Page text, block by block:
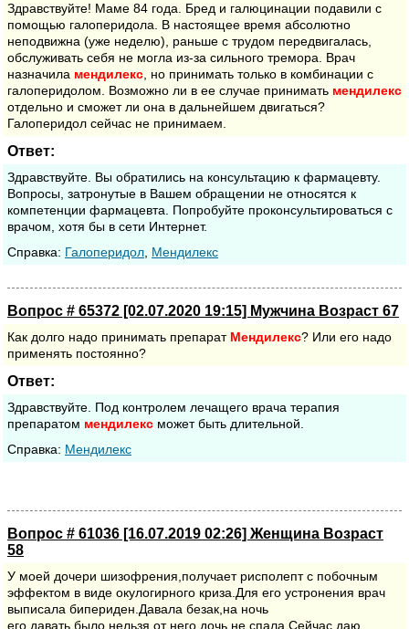
Здравствуйте! Маме 84 года. Бред и галюцинации подавили с
помощью галоперидола. В настоящее время абсолютно
неподвижна (уже неделю), раньше с трудом передвигалась,
обслуживать себя не могла из-за сильного тремора. Врач
назначила мендилекс , но принимать только в комбинации с
галоперидолом. Возможно ли в ее случае принимать мендилекс
отдельно и сможет ли она в дальнейшем двигаться?
Галоперидол сейчас не принимаем.
Ответ:
Здравствуйте. Вы обратились на консультацию к фармацевту.
Вопросы, затронутые в Вашем обращении не относятся к
компетенции фармацевта. Попробуйте проконсультироваться с
врачом, хотя бы в сети Интернет.
Cправка: Галоперидол Мендилекс
Вопрос # 65372 [02.07.2020 19:15] Мужчина Возраст 67
Как долго надо принимать препарат Мендилекс? Или его надо
применять постоянно?
Ответ:
Здравствуйте. Под контролем лечащего врача терапия
препаратом мендилекс может быть длительной.
Cправка: Мендилекс
Вопрос # 61036 [16.07.2019 02:26] Женщина Возраст
58
У моей дочери шизофрения,получает рисполепт с побочным
эффектом в виде окулогирного криза.Для его устронения врач
выписала бипериден.Давала безак,на ночь
его давать было нельзя,от него дочь не спала.Сейчас даю